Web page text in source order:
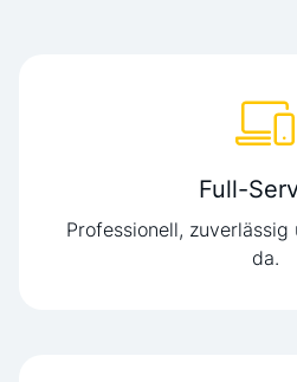
Full-
Professionell,
da.